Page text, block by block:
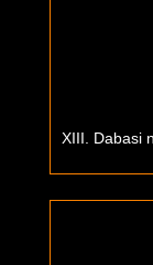
XIII. Dabasi